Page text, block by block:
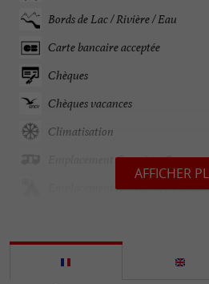
Bords de Lac / Rivière / Eau
Carte bancaire acceptée
Chèques
Chèques vacances
Climatisation
Emplacement Camping-Cars
Emplacements tentes ou
Groupes
Jeux pour enfants
AFFICHER